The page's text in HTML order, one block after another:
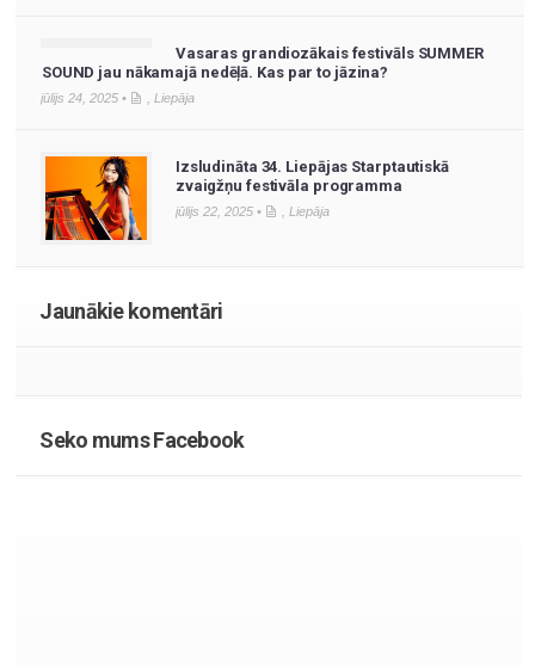
Vasaras grandiozākais festivāls SUMMER
SOUND jau nākamajā nedēļā. Kas par to jāzina?
jūlijs 24, 2025 • Liepāja
Izsludināta 34. Liepājas Starptautiskā
zvaigžņu festivāla programma
jūlijs 22, 2025 • Liepāja
Jaunākie komentāri
Seko mums Facebook